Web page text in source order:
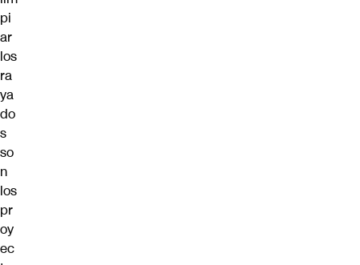
pi
ar
los
ra
ya
do
s
so
n
los
pr
oy
ec